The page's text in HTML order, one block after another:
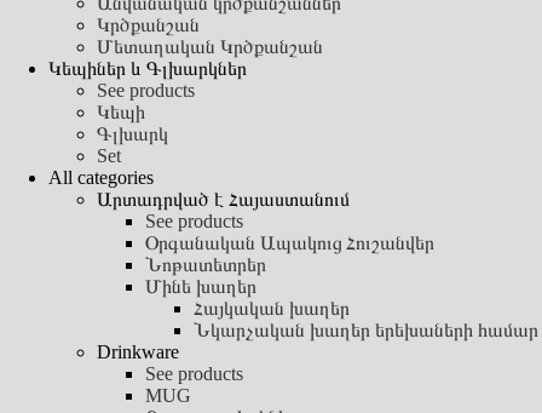
Կրծքանշան
Մետաղական Կրծքանշան
Կեպիներ և Գլխարկներ
See products
Կեպի
Գլխարկ
Set
All categories
Արտադրված է Հայաստանում
See products
Օրգանական Ապակուց Հուշանվեր
Նոթատետրեր
Մինե խաղեր
Հայկական խաղեր
Նկարչական խաղեր երեխաների համար
Drinkware
See products
MUG